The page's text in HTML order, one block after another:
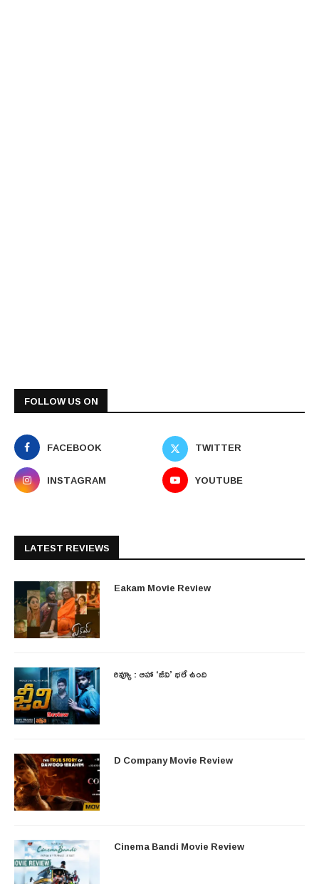
FOLLOW US ON
FACEBOOK
TWITTER
INSTAGRAM
YOUTUBE
LATEST REVIEWS
Eakam Movie Review
రివ్యూ : ఆహా ‘జీవి’ భలే ఉంది
D Company Movie Review
Cinema Bandi Movie Review